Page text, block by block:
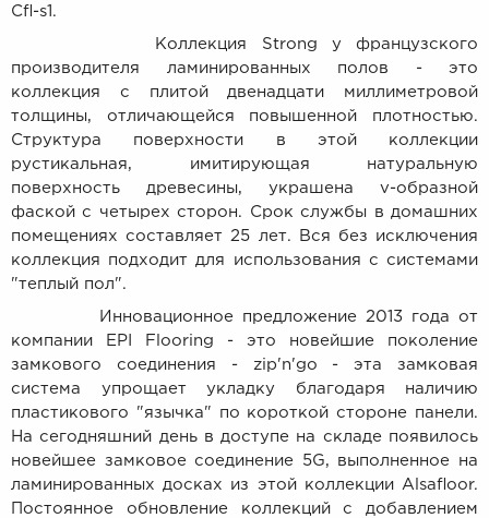
Cfl-s1.
Коллекция Strong у французского
производителя ламинированных полов - это
коллекция с плитой двенадцати миллиметровой
толщины, отличающейся повышенной плотностью.
Структура поверхности в этой коллекции
рустикальная, имитирующая натуральную
поверхность древесины, украшена v-образной
фаской с четырех сторон. Срок службы в домашних
помещениях составляет 25 лет. Вся без исключения
коллекция подходит для использования с системами
"теплый пол".
Инновационное предложение 2013 года от
компании EPI Flooring - это новейшие поколение
замкового соединения - zip'n'go - эта замковая
система упрощает укладку благодаря наличию
пластикового "язычка" по короткой стороне панели.
На сегодняшний день в доступе на складе появилось
новейшее замковое соединение 5G, выполненное на
ламинированных досках из этой коллекции Alsafloor.
Постоянное обновление коллекций с добавлением